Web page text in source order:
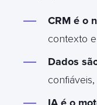
CRM é o
contexto
Dados
IA é o